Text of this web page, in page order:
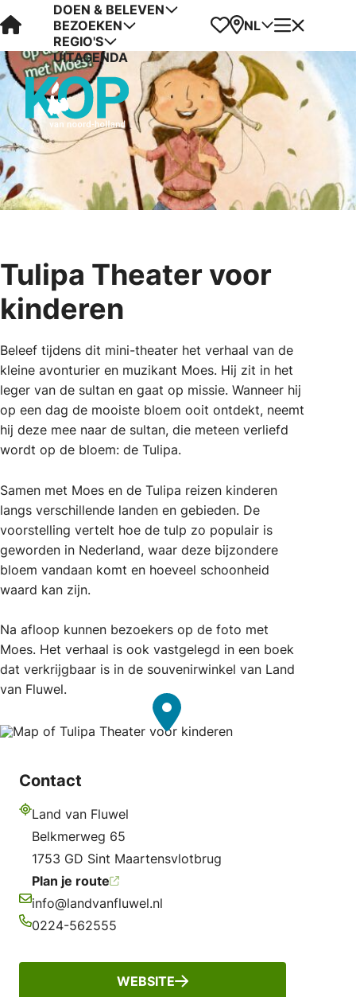
Visit Kop van Holland
DOEN & BELEVEN
BEZOEKEN
REGIO'S
UITAGENDA
Favorieten
Kaart
NL Menu
Tulipa Theater voor
kinderen
Beleef tijdens dit mini-theater het verhaal van de
kleine avonturier en muzikant Moes. Hij zit in het
leger van de sultan en gaat op missie. Wanneer hij
op een dag de mooiste bloem ooit ontdekt, neemt
hij deze mee naar de sultan, die meteen verliefd
wordt op de bloem: de Tulipa.
Samen met Moes en de Tulipa reizen kinderen
langs verschillende landen en gebieden. De
voorstelling vertelt hoe de tulp zo populair is
geworden in Nederland, waar deze bijzondere
bloem vandaan komt en hoeveel schoonheid
waard kan zijn.
Na afloop kunnen bezoekers op de foto met
Moes. Het verhaal is ook vastgelegd in een boek
dat verkrijgbaar is in de souvenirwinkel van Land
van Fluwel.
Contact
Land van Fluwel
Belkmerweg 65
1753 GD Sint Maartensvlotbrug
Plan je route
E-mailadres
info@landvanfluwel.nl
0224-562555
WEBSITE